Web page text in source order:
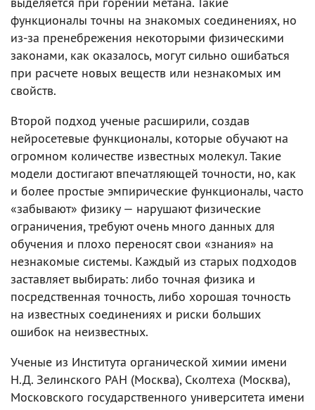
функционалы точны на знакомых соединениях, но
из-за пренебрежения некоторыми физическими
законами, как оказалось, могут сильно ошибаться
при расчете новых веществ или незнакомых им
свойств.
Второй подход ученые расширили, создав
нейросетевые функционалы, которые обучают на
огромном количестве известных молекул. Такие
модели достигают впечатляющей точности, но, как
и более простые эмпирические функционалы, часто
«забывают» физику — нарушают физические
ограничения, требуют очень много данных для
обучения и плохо переносят свои «знания» на
незнакомые системы. Каждый из старых подходов
заставляет выбирать: либо точная физика и
посредственная точность, либо хорошая точность
на известных соединениях и риски больших
ошибок на неизвестных.
Ученые из Института органической химии имени
Н.Д. Зелинского РАН (Москва), Сколтеха (Москва),
Московского государственного университета имени